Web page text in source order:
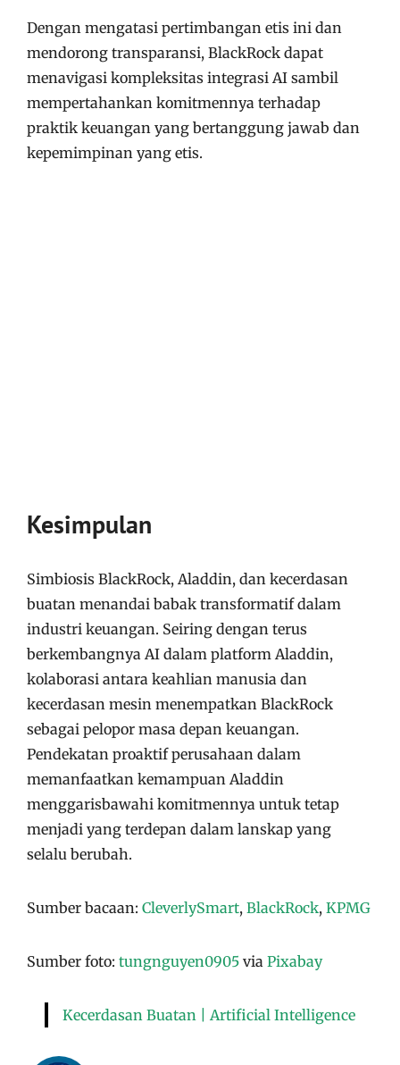
Dengan mengatasi pertimbangan etis ini dan
mendorong transparansi, BlackRock dapat
menavigasi kompleksitas integrasi AI sambil
mempertahankan komitmennya terhadap
praktik keuangan yang bertanggung jawab dan
kepemimpinan yang etis.
Kesimpulan
Simbiosis BlackRock, Aladdin, dan kecerdasan
buatan menandai babak transformatif dalam
industri keuangan. Seiring dengan terus
berkembangnya AI dalam platform Aladdin,
kolaborasi antara keahlian manusia dan
kecerdasan mesin menempatkan BlackRock
sebagai pelopor masa depan keuangan.
Pendekatan proaktif perusahaan dalam
memanfaatkan kemampuan Aladdin
menggarisbawahi komitmennya untuk tetap
menjadi yang terdepan dalam lanskap yang
selalu berubah.
Sumber bacaan: CleverlySmart, BlackRock, KPMG
Sumber foto: tungnguyen0905 via Pixabay
Kecerdasan Buatan | Artificial Intelligence